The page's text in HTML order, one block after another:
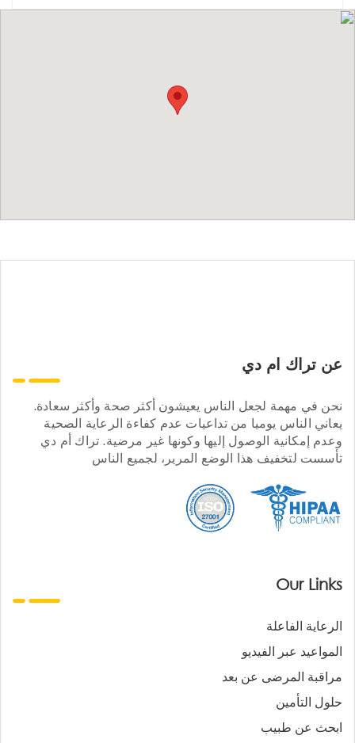
عن تراك ام دي
نحن في مهمة لجعل الناس يعيشون أكثر صحة وأكثر سعادة.
يعاني الناس يوميا من تداعيات عدم كفاءة الرعاية الصحية
وعدم إمكانية الوصول إليها وكونها غير مرضية. تراك أم دي
تأسست لتخفيف هذا الوضع المرير، لجميع الناس
Our Links
الرعاية الفاعلة
المواعيد عبر الفيديو
مراقبة المرضى عن بعد
حلول التأمين
ابحث عن طبيب